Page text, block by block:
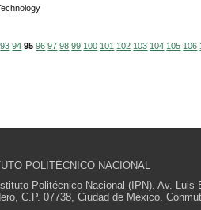
93 94 95 96 97 98 99 100 101 102 103 104 105 106
POLITÉCNICO NACIONAL
Politécnico Nacional (IPN). Av.
C.P. 07738, Ciudad de México.